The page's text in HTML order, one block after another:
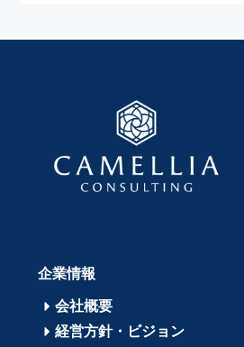
企業情報
会社概要
経営方針・ビジョン